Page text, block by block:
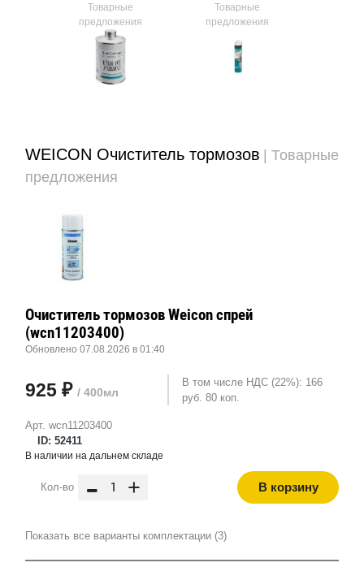
Товарные
предложения
Товарные
предложения
WEICON Очиститель тормозов
| Товарные
предложения
Арт. wcn11203400
ID: 52411
Очиститель тормозов Weicon спрей
(wcn11203400)
Обновлено 07.08.2026 в 01:40
925 ₽ / 400мл
В том числе НДС (22%): 166
руб. 80 коп.
В наличии на дальнем складе
Кол-во - + В корзину
Показать все варианты комплектации (3)